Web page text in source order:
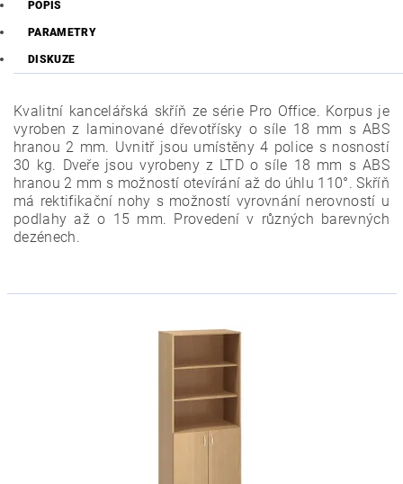
POPIS
PARAMETRY
DISKUZE
Kvalitní kancelářská skříň ze série Pro Office. Korpus je
vyroben z laminované dřevotřísky o síle 18 mm s ABS
hranou 2 mm. Uvnitř jsou umístěny 4 police s nosností
30 kg. Dveře jsou vyrobeny z LTD o síle 18 mm s ABS
hranou 2 mm s možností otevírání až do úhlu 110°. Skříň
má rektifikační nohy s možností vyrovnání nerovností u
podlahy až o 15 mm. Provedení v různých barevných
dezénech.